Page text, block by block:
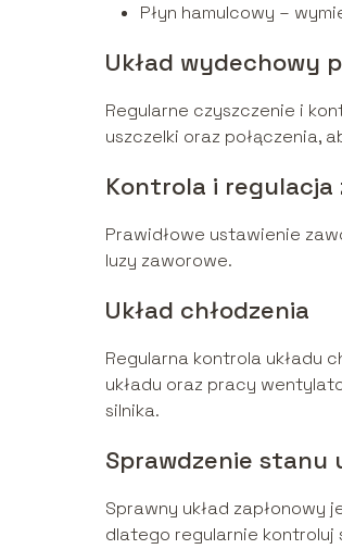
Płyn hamulcowy –
Układ wydechowy
Regularne czyszczenie i
uszczelki oraz połączenia,
Kontrola i regulacja
Prawidłowe ustawienie
luzy zaworowe.
Układ chłodzenia
Regularna kontrola układu
układu oraz pracy
silnika.
Sprawdzenie stanu
Sprawny układ
dlatego regularnie kontroluj